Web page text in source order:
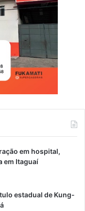
em hospital,
em Itaguaí
estadual de Kung-